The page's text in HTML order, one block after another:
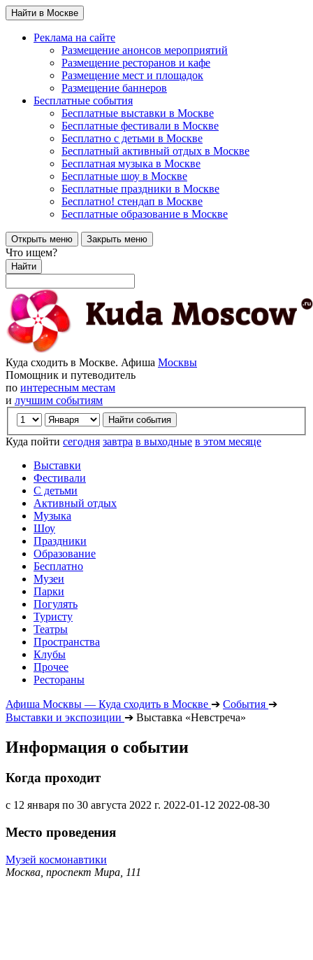
Найти в Москве
Реклама на сайте
Размещение анонсов мероприятий
Размещение ресторанов и кафе
Размещение мест и площадок
Размещение баннеров
Бесплатные события
Бесплатные выставки в Москве
Бесплатные фестивали в Москве
Бесплатно с детьми в Москве
Бесплатный активный отдых в Москве
Бесплатная музыка в Москве
Бесплатные шоу в Москве
Бесплатные праздники в Москве
Бесплатно! стендап в Москве
Бесплатные образование в Москве
Открыть меню Закрыть меню
Что ищем?
Найти
Куда сходить в Москве. Афиша Москвы
Помощник и путеводитель
по интересным местам
и лучшим событиям
Куда пойти сегодня завтра в выходные в этом месяце
Выставки
Фестивали
С детьми
Активный отдых
Музыка
Шоу
Праздники
Образование
Бесплатно
Музеи
Парки
Погулять
Туристу
Театры
Пространства
Клубы
Прочее
Рестораны
Афиша Москвы — Куда сходить в Москве ➔ События ➔
Выставки и экспозиции ➔ Выставка «Невстреча»
Информация о событии
Когда проходит
с 12 января по 30 августа 2022 г. 2022-01-12 2022-08-30
Место проведения
Музей космонавтики
Москва, проспект Мира, 111